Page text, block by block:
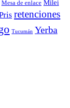
Mesa de enlace Milei
retenciones
Tucumán Yerba